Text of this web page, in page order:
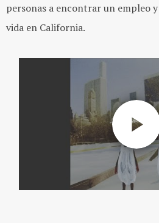
personas a encontrar un empleo
vida en California.